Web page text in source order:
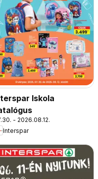
Iskola
- 2026.08.12.
Interspar